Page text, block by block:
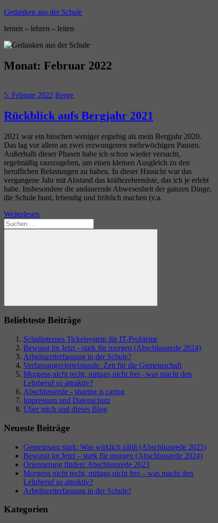
Zum
springen
Gedanken aus der Schule
lernen – lehren – leiten
Monat: Februar 2022
5. Februar 2022 Berge
Rückblick aufs Bergjahr 2021
2021 war ein bisschen weniger ergiebig als mein Bergjahr 2020.
Das lag vor allem an zwei erzwungenen mehrwöchigen Pausen.
Außerhalb dieser Phasen habe ich schon wieder versucht,
regelmäßig rauszugehen, um einen kleinen Ausgleich zu den
beruflichen Belastungen zu haben. In dieser Hinsicht war das
vergangene Jahr mit Abstand das kräftezehrendste, das ich je erlebt
habe. Insbesondere die andauernde Abwesenheit der ganzen Dinge,
die Schule bunt, lebendig und fröhlich machen (v.a.
Weiterlesen
Suchen
nach:
Suchen
Beliebteste Beiträge
Schulinternes Ticketsystem für IT-Probleme
Bewusst im Jetzt - stark für morgen (Abschlussrede 2024)
Arbeitszeiterfassung in der Schule?
Verfassungsviertelstunde: Zeit für die Gemeinschaft
Morgens nicht recht, mittags nicht frei - was macht den
Lehrberuf so attraktiv?
Abschlussrede - sharing is caring
Impressum und Datenschutz
Über mich und dieses Blog
Neueste Beiträge
Gemeinsam stark: Was wirklich zählt (Abschlussrede 2025)
Bewusst im Jetzt – stark für morgen (Abschlussrede 2024)
Orientierung finden: Abschlussrede 2023
Morgens nicht recht, mittags nicht frei – was macht den
Lehrberuf so attraktiv?
Arbeitszeiterfassung in der Schule?
Kategorien